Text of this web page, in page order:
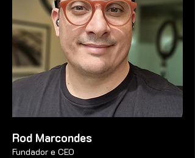
Rod Marcondes
Fundador e CEO